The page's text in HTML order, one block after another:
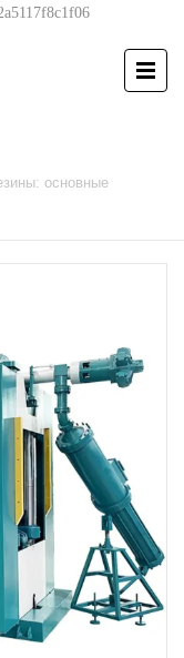
основные